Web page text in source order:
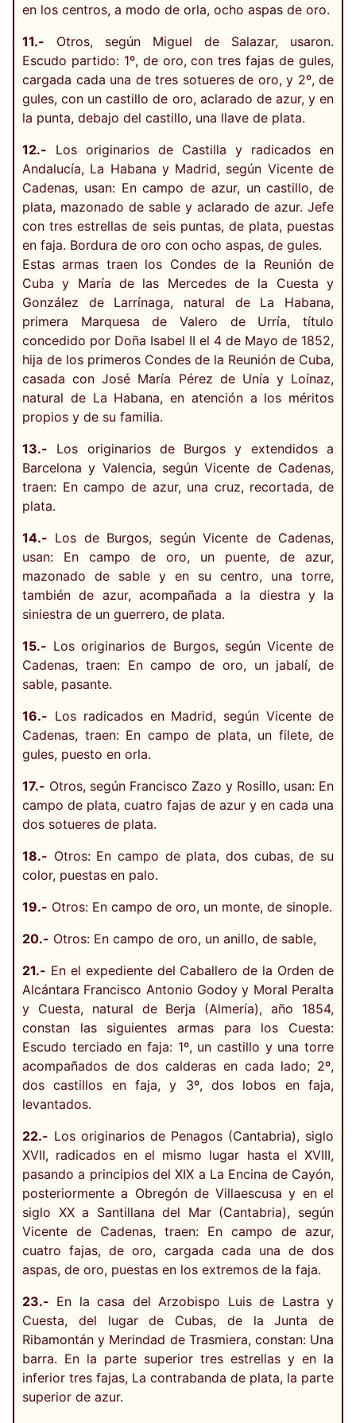
en los centros, a modo de orla, ocho aspas de oro.
11.- Otros, según Miguel de Salazar, usaron.
Escudo partido: 1º, de oro, con tres fajas de gules,
cargada cada una de tres sotueres de oro, y 2º, de
gules, con un castillo de oro, aclarado de azur, y en
la punta, debajo del castillo, una llave de plata.
12.- Los originarios de Castilla y radicados en
Andalucía, La Habana y Madrid, según Vicente de
Cadenas, usan: En campo de azur, un castillo, de
plata, mazonado de sable y aclarado de azur. Jefe
con tres estrellas de seis puntas, de plata, puestas
en faja. Bordura de oro con ocho aspas, de gules.
Estas armas traen los Condes de la Reunión de
Cuba y María de las Mercedes de la Cuesta y
González de Larrínaga, natural de La Habana,
primera Marquesa de Valero de Urría, título
concedido por Doña Isabel II el 4 de Mayo de 1852,
hija de los primeros Condes de la Reunión de Cuba,
casada con José María Pérez de Unía y Loínaz,
natural de La Habana, en atención a los méritos
propios y de su familia.
13.- Los originarios de Burgos y extendidos a
Barcelona y Valencia, según Vicente de Cadenas,
traen: En campo de azur, una cruz, recortada, de
plata.
14.- Los de Burgos, según Vicente de Cadenas,
usan: En campo de oro, un puente, de azur,
mazonado de sable y en su centro, una torre,
también de azur, acompañada a la diestra y la
siniestra de un guerrero, de plata.
15.- Los originarios de Burgos, según Vicente de
Cadenas, traen: En campo de oro, un jabalí, de
sable, pasante.
16.- Los radicados en Madrid, según Vicente de
Cadenas, traen: En campo de plata, un filete, de
gules, puesto en orla.
17.- Otros, según Francisco Zazo y Rosillo, usan: En
campo de plata, cuatro fajas de azur y en cada una
dos sotueres de plata.
18.- Otros: En campo de plata, dos cubas, de su
color, puestas en palo.
19.- Otros: En campo de oro, un monte, de sinople.
20.- Otros: En campo de oro, un anillo, de sable,
21.- En el expediente del Caballero de la Orden de
Alcántara Francisco Antonio Godoy y Moral Peralta
y Cuesta, natural de Berja (Almería), año 1854,
constan las siguientes armas para los Cuesta:
Escudo terciado en faja: 1º, un castillo y una torre
acompañados de dos calderas en cada lado; 2º,
dos castillos en faja, y 3º, dos lobos en faja,
levantados.
22.- Los originarios de Penagos (Cantabria), siglo
XVII, radicados en el mismo lugar hasta el XVIII,
pasando a principios del XIX a La Encina de Cayón,
posteriormente a Obregón de Villaescusa y en el
siglo XX a Santillana del Mar (Cantabria), según
Vicente de Cadenas, traen: En campo de azur,
cuatro fajas, de oro, cargada cada una de dos
aspas, de oro, puestas en los extremos de la faja.
23.- En la casa del Arzobispo Luis de Lastra y
Cuesta, del lugar de Cubas, de la Junta de
Ribamontán y Merindad de Trasmiera, constan: Una
barra. En la parte superior tres estrellas y en la
inferior tres fajas, La contrabanda de plata, la parte
superior de azur.